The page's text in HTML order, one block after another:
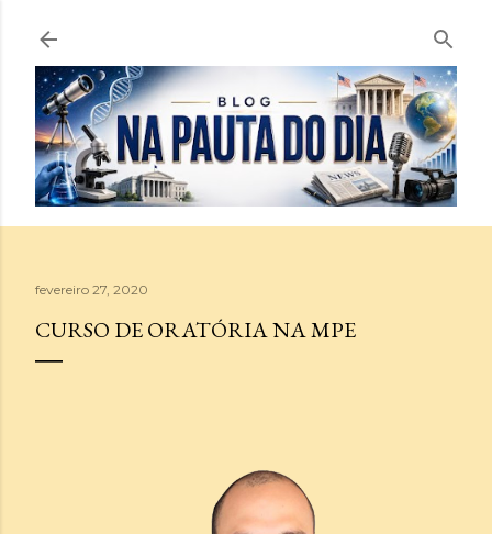
Pular para o conteúdo principal
fevereiro 27, 2020
CURSO DE ORATÓRIA NA MPE